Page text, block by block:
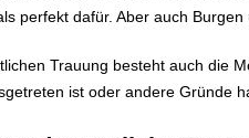
perfekt dafür. Aber auch
Trauung besteht auch die
ist oder andere Gründe